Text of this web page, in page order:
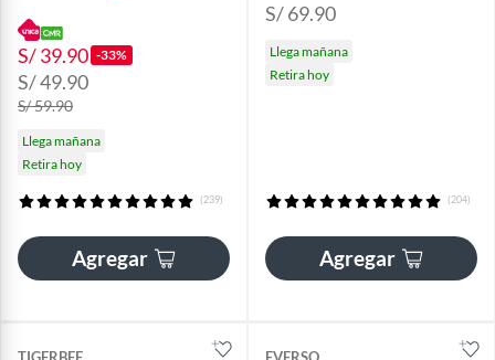
S/ 39.90 -33%
S/ 49.90
S/ 59.90
Llega mañana
Retira hoy
(239)
Agregar
S/ 69.90
Llega mañana
Retira hoy
(204)
Agregar
TIGERBEE EVERSO